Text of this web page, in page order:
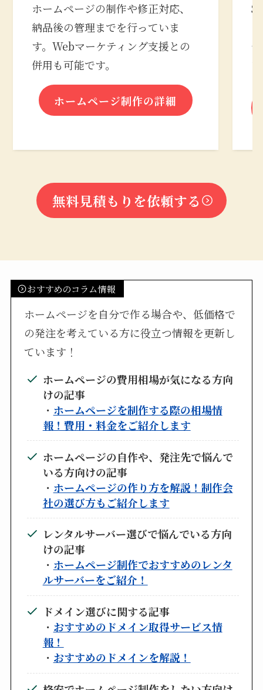
ホームページの制作や修正対応、
納品後の管理までを行っていま
す。Webマーケティング支援との
併用も可能です。
ホームページ制作の詳細
無料見積もりを依頼する
おすすめのコラム情報
ホームページを自分で作る場合や、低価格で
の発注を考えている方に役立つ情報を更新し
ています！
ホームページの費用相場が気になる方向
けの記事
・ ホームページを制作する際の相場情
報！費用・料金をご紹介します
ホームページの自作や、発注先で悩んで
いる方向けの記事
・ ホームページの作り方を解説！制作会
社の選び方もご紹介します
レンタルサーバー選びで悩んでいる方向
けの記事
・ ホームページ制作でおすすめのレンタ
ルサーバーをご紹介！
ドメイン選びに関する記事
・ おすすめのドメイン取得サービス情
報！
・ おすすめのドメインを解説！